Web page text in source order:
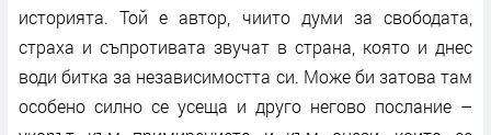
историята. Той е автор, чиито думи за свободата,
страха и съпротивата звучат в страна, която и днес
води битка за независимостта си. Може би затова там
особено силно се усеща и друго негово послание –